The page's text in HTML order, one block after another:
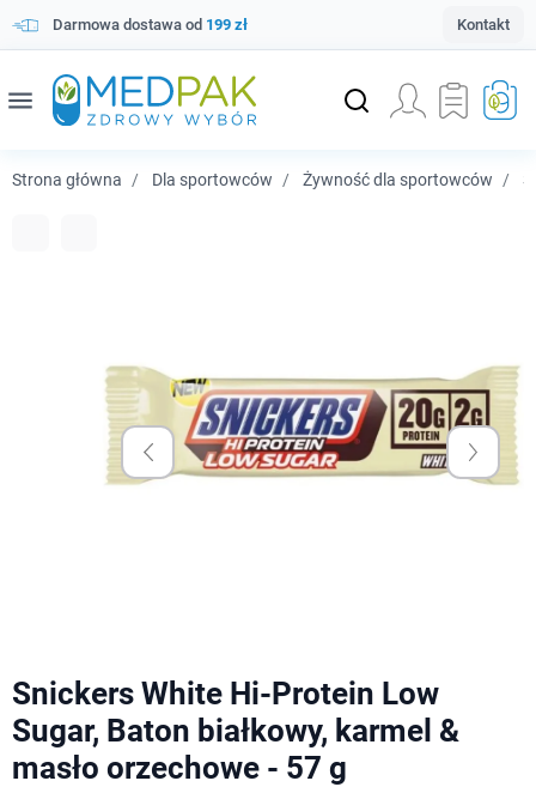
Darmowa dostawa od 199 zł Kontakt
menu
Strona główna Dla sportowców Żywność dla sportowców
Snickers White Hi-Protein Low
Sugar, Baton białkowy, karmel &
masło orzechowe - 57 g